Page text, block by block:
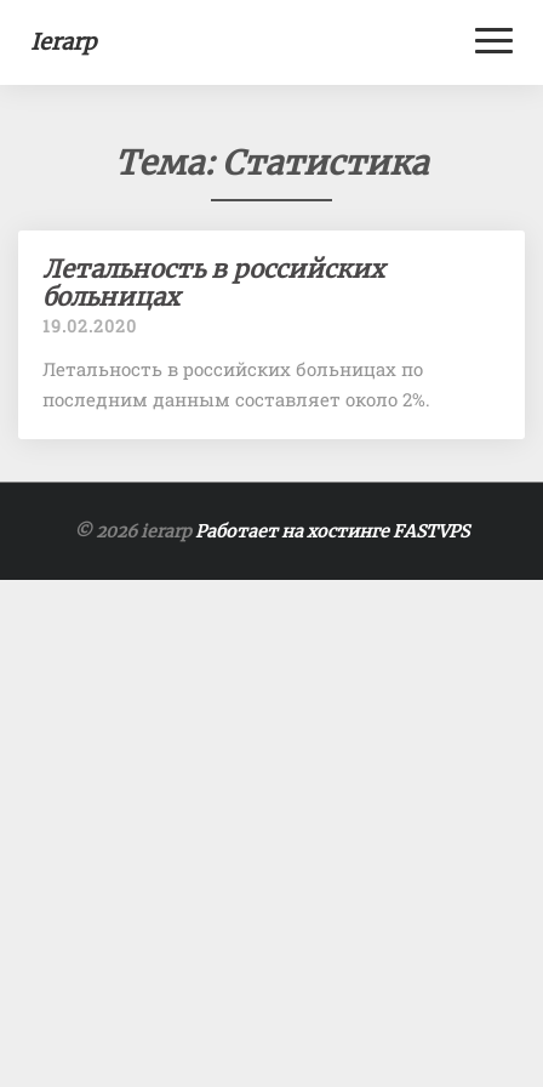
Toggle
Ierarp
Тема: Статистика
Летальность
в
российских
Летальность в российских
больницах
19.02.2020
Летальность в российских больницах по
последним данным составляет около 2%.
© 2026 ierarpРаботает на хостинге FASTVPS